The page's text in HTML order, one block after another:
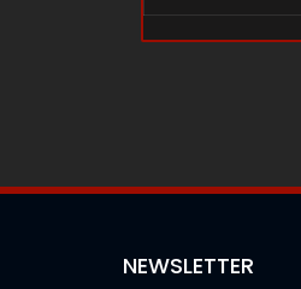
NEWSLETTER